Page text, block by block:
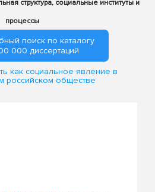
структура, социальные институты и
процессы
поиск по каталогу
000 диссертаций
как социальное явление в
российском обществе